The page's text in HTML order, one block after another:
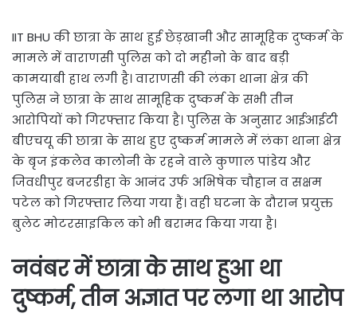
IIT BHU की छात्रा के साथ हुई छेड़खानी और सामूहिक दुष्कर्म के
मामले में वाराणसी पुलिस को दो महीनो के बाद बड़ी
कामयाबी हाथ लगी है। वाराणसी की लंका थाना क्षेत्र की
पुलिस ने छात्रा के साथ सामूहिक दुष्कर्म के सभी तीन
आरोपियों को गिरफ्तार किया है। पुलिस के अनुसार आईआईटी
बीएचयू की छात्रा के साथ हुए दुष्कर्म मामले में लंका थाना क्षेत्र
के बृज इंकलेव कालोनी के रहने वाले कुणाल पांडेय और
जिवधीपुर बजरडीहा के आनंद उर्फ अभिषेक चौहान व सक्षम
पटेल को गिरफ्तार लिया गया हैं। वही घटना के दौरान प्रयुक्त
बुलेट मोटरसाइकिल को भी बरामद किया गया है।
नवंबर में छात्रा के साथ हुआ था
दुष्कर्म, तीन अज्ञात पर लगा था आरोप